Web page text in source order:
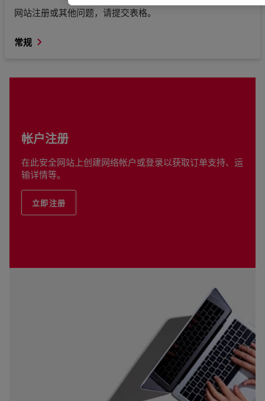
网站注册或其他问题，请提交表格。
常规
帐户注册
在此安全网站上创建网络帐户或登录以获取订单支持、运
输详情等。
立即注册